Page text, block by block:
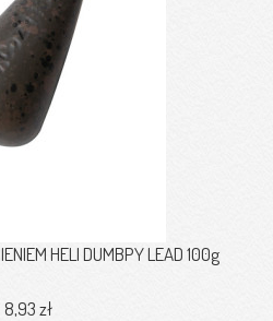
HELI DUMBPY LEAD 100g
8,93 zł